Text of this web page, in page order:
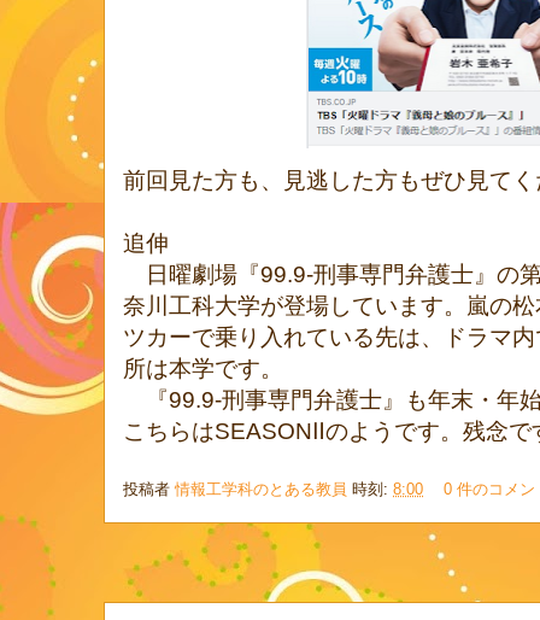
前回見た方も、見逃した方もぜひ見て
追伸
日曜劇場『99.9-刑事専門弁護士』の
奈川工科大学が登場しています。嵐の
ツカーで乗り入れている先は、ドラマ
所は本学です。
『99.9-刑事専門弁護士』も年末・年
こちらはSEASONⅡのようです。残念で
投稿者情報工学科のとある教員 時刻: 8:00 0 件のコメ